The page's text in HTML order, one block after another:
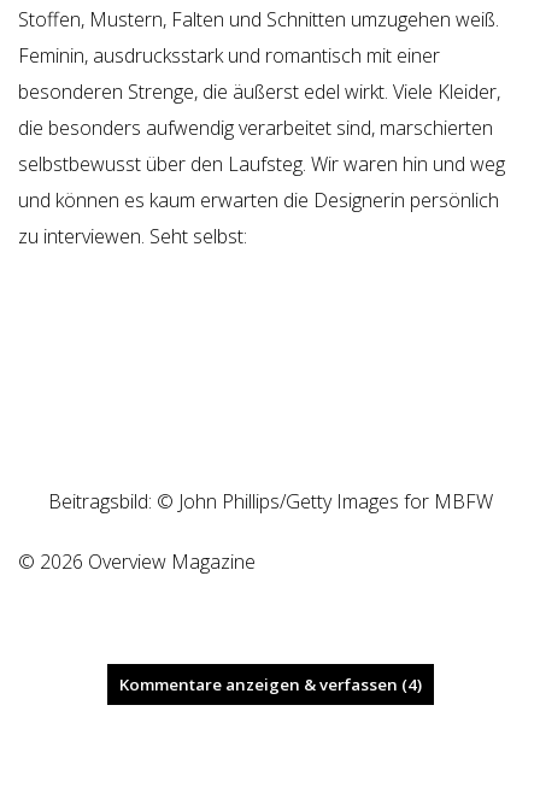
Stoffen, Mustern, Falten und Schnitten umzugehen weiß.
Feminin, ausdrucksstark und romantisch mit einer
besonderen Strenge, die äußerst edel wirkt. Viele Kleider,
die besonders aufwendig verarbeitet sind, marschierten
selbstbewusst über den Laufsteg. Wir waren hin und weg
und können es kaum erwarten die Designerin persönlich
zu interviewen. Seht selbst:
Beitragsbild: © John Phillips/Getty Images for MBFW
© 2026 Overview Magazine
Kommentare anzeigen & verfassen (4)